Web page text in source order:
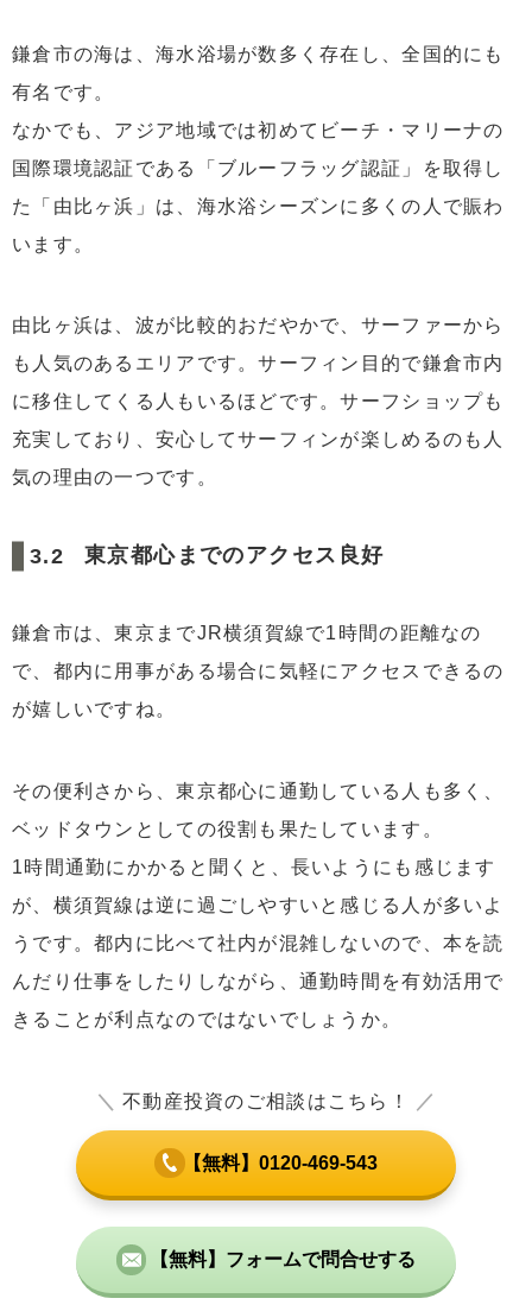
鎌倉市の海は、海水浴場が数多く存在し、全国的にも
有名です。
なかでも、アジア地域では初めてビーチ・マリーナの
国際環境認証である「ブルーフラッグ認証」を取得し
た「由比ヶ浜」は、海水浴シーズンに多くの人で賑わ
います。
由比ヶ浜は、波が比較的おだやかで、サーファーから
も人気のあるエリアです。サーフィン目的で鎌倉市内
に移住してくる人もいるほどです。サーフショップも
充実しており、安心してサーフィンが楽しめるのも人
気の理由の一つです。
東京都心までのアクセス良好
鎌倉市は、東京までJR横須賀線で1時間の距離なの
で、都内に用事がある場合に気軽にアクセスできるの
が嬉しいですね。
その便利さから、東京都心に通勤している人も多く、
ベッドタウンとしての役割も果たしています。
1時間通勤にかかると聞くと、長いようにも感じます
が、横須賀線は逆に過ごしやすいと感じる人が多いよ
うです。都内に比べて社内が混雑しないので、本を読
んだり仕事をしたりしながら、通勤時間を有効活用で
きることが利点なのではないでしょうか。
＼ 不動産投資のご相談はこちら！ ／
【無料】0120-469-543
【無料】フォームで問合せする